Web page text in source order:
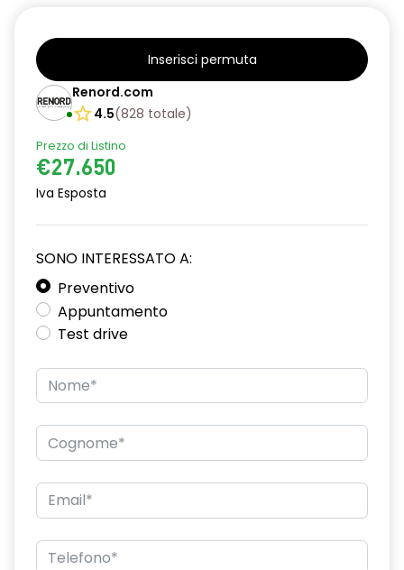
Inserisci permuta
Renord.com
4.5(828 totale)
Prezzo di Listino
€27.650
Iva Esposta
SONO INTERESSATO A:
Preventivo
Appuntamento
Test drive